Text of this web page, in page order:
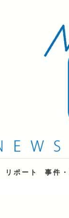
後6時15分放送
リポート 事件